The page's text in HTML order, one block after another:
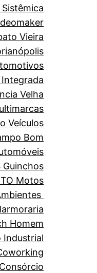
Vieira
Velha
Veículos
Bom
Guinchos
Motos
Homem
Industrial